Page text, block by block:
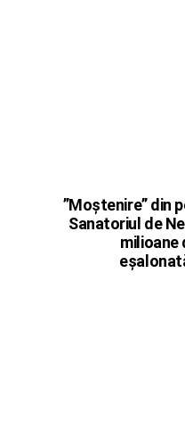
”Moştenire” din
Sanatoriul de
milioane